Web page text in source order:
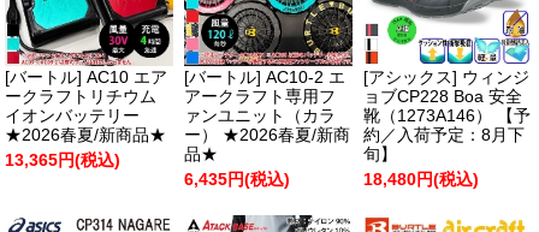
[バートル] AC10 エア
ークラフトリチウム
イオンバッテリー
★2026春夏/新商品★
13,365円(税込)
[バートル] AC10-2 エ
アークラフト専用フ
ァンユニット（カラ
ー） ★2026春夏/新商
品★
6,435円(税込)
[アシックス] ウィンジ
ョブCP228 Boa 安全
靴（1273A146） 【予
約／入荷予定：8月下
旬】
18,480円(税込)